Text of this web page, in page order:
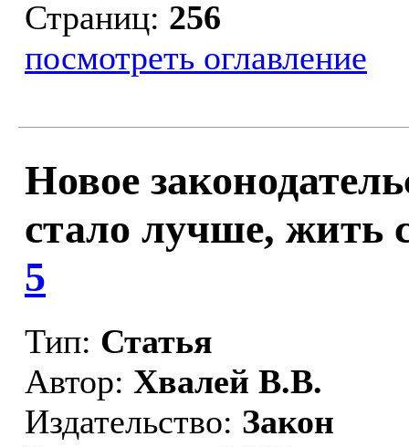
Страниц: 256
посмотреть оглавление
Новое
стало лучше, жить
5
Тип: Статья
Автор: Хвалей В.В.
Издательство: Закон